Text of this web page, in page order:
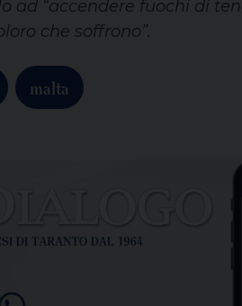
ad “accendere fuochi di
che soffrono”.
malta